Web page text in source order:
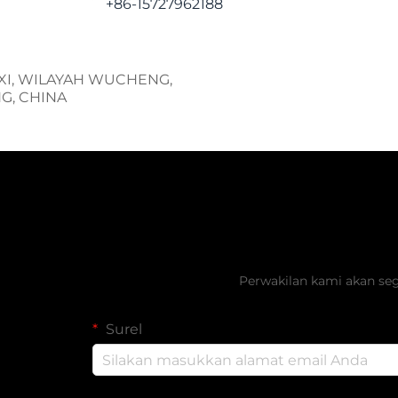
+86-15727962188
WILAYAH WUCHENG,
CHINA
Perwakilan kami akan
Surel